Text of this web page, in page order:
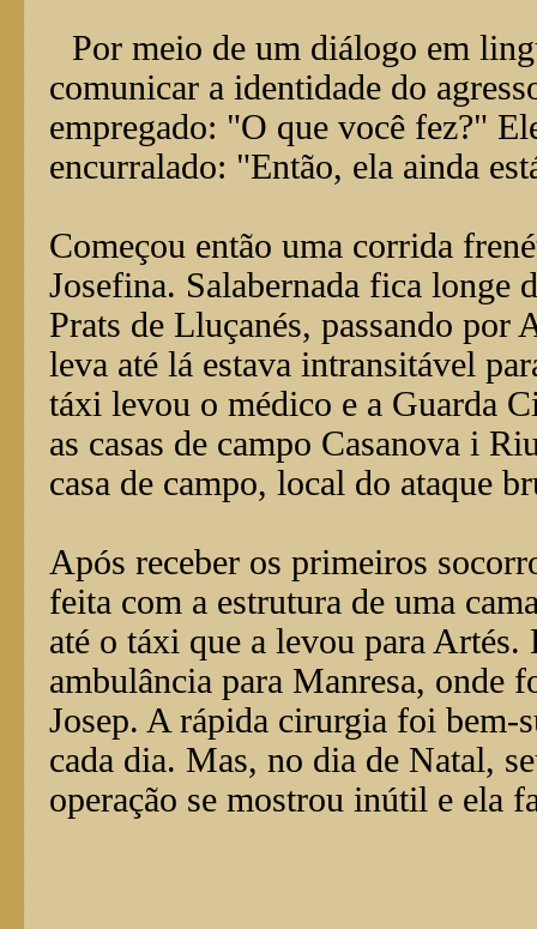
Por meio de um diálogo em
comunicar a identidade do
empregado: "O que você fez?"
encurralado: "Então, ela ainda
Começou então uma corrida
Josefina. Salabernada fica longe
Prats de Lluçanés, passando por
leva até lá estava intransitável
táxi levou o médico e a Guarda
as casas de campo Casanova i
casa de campo, local do ataque
Após receber os primeiros
feita com a estrutura de uma
até o táxi que a levou para
ambulância para Manresa, onde
Josep. A rápida cirurgia foi bem-
cada dia. Mas, no dia de Natal,
operação se mostrou inútil e ela